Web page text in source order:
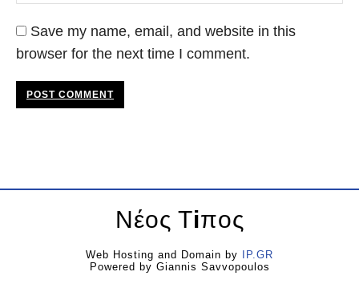
Save my name, email, and website in this
browser for the next time I comment.
POST COMMENT
Νέος Τiπος
Web Hosting and Domain by
IP.GR
Powered by Giannis Savvopoulos